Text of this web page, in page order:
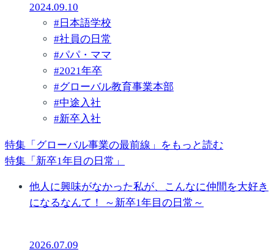
2024.09.10
# 日本語学校
#社員の日常
#パパ・ママ
#2021年卒
#グローバル教育事業本部
#中途入社
#新卒入社
特集「グローバル事業の最前線」をもっと読む
特集「新卒1年目の日常」
他人に興味がなかった私が、こんなに仲間を大好き
になるなんて！ ～新卒1年目の日常～
2026.07.09